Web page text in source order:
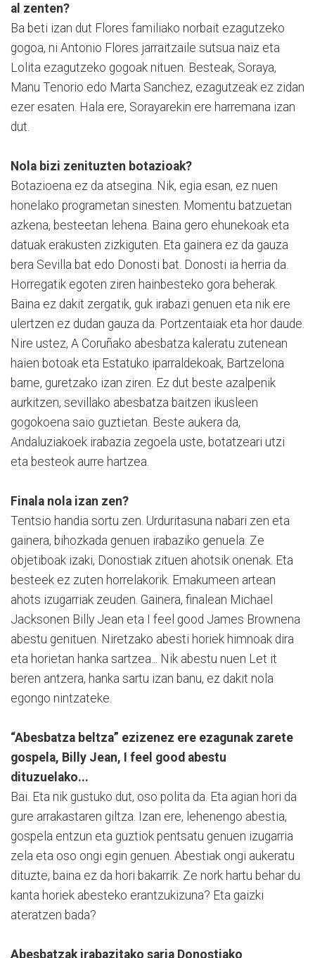
al zenten?
Ba beti izan dut Flores familiako norbait ezagutzeko
gogoa, ni Antonio Flores jarraitzaile sutsua naiz eta
Lolita ezagutzeko gogoak nituen. Besteak, Soraya,
Manu Tenorio edo Marta Sanchez, ezagutzeak ez zidan
ezer esaten. Hala ere, Sorayarekin ere harremana izan
dut.
Nola bizi zenituzten botazioak?
Botazioena ez da atsegina. Nik, egia esan, ez nuen
honelako programetan sinesten. Momentu batzuetan
azkena, besteetan lehena. Baina gero ehunekoak eta
datuak erakusten zizkiguten. Eta gainera ez da gauza
bera Sevilla bat edo Donosti bat. Donosti ia herria da.
Horregatik egoten ziren hainbesteko gora beherak.
Baina ez dakit zergatik, guk irabazi genuen eta nik ere
ulertzen ez dudan gauza da. Portzentaiak eta hor daude.
Nire ustez, A Coruñako abesbatza kaleratu zutenean
haien botoak eta Estatuko iparraldekoak, Bartzelona
barne, guretzako izan ziren. Ez dut beste azalpenik
aurkitzen, sevillako abesbatza baitzen ikusleen
gogokoena saio guztietan. Beste aukera da,
Andaluziakoek irabazia zegoela uste, botatzeari utzi
eta besteok aurre hartzea.
Finala nola izan zen?
Tentsio handia sortu zen. Urduritasuna nabari zen eta
gainera, bihozkada genuen irabaziko genuela. Ze
objetiboak izaki, Donostiak zituen ahotsik onenak. Eta
besteek ez zuten horrelakorik. Emakumeen artean
ahots izugarriak zeuden. Gainera, finalean Michael
Jacksonen Billy Jean eta I feel good James Brownena
abestu genituen. Niretzako abesti horiek himnoak dira
eta horietan hanka sartzea... Nik abestu nuen Let it
beren antzera, hanka sartu izan banu, ez dakit nola
egongo nintzateke.
“Abesbatza beltza” ezizenez ere ezagunak zarete
gospela, Billy Jean, I feel good abestu
dituzuelako...
Bai. Eta nik gustuko dut, oso polita da. Eta agian hori da
gure arrakastaren giltza. Izan ere, lehenengo abestia,
gospela entzun eta guztiok pentsatu genuen izugarria
zela eta oso ongi egin genuen. Abestiak ongi aukeratu
dituzte, baina ez da hori bakarrik. Ze nork hartu behar du
kanta horiek abesteko erantzukizuna? Eta gaizki
ateratzen bada?
Abesbatzak irabazitako saria Donostiako